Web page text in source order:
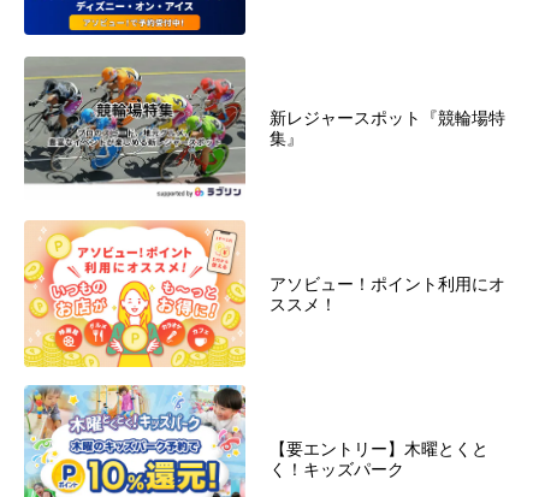
新レジャースポット『競輪場特
集』
アソビュー！ポイント利用にオ
ススメ！
【要エントリー】木曜とくと
く！キッズパーク